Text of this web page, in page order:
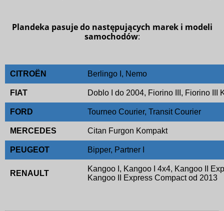
Plandeka pasuje do następujących marek i modeli
samochodów:
CITROËN Berlingo I, Nemo
FIAT Doblo I do 2004, Fiorino III, Fiorino III
FORD Tourneo Courier, Transit Courier
MERCEDES Citan Furgon Kompakt
PEUGEOT Bipper, Partner I
RENAULT
Kangoo I, Kangoo I 4x4, Kangoo II
Kangoo II Express Compact od 2013